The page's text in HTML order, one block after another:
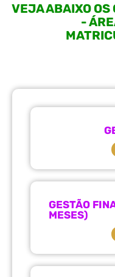
VEJA ABAIXO OS
-
GESTÃO
MESES)